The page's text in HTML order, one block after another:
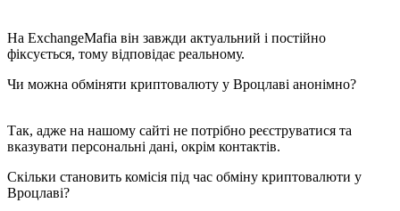
На ExchangeMafia він завжди актуальний і постійно
фіксується, тому відповідає реальному.
Чи можна обміняти криптовалюту у Вроцлаві анонімно?
Так, адже на нашому сайті не потрібно реєструватися та
вказувати персональні дані, окрім контактів.
Скільки становить комісія під час обміну криптовалюти у
Вроцлаві?